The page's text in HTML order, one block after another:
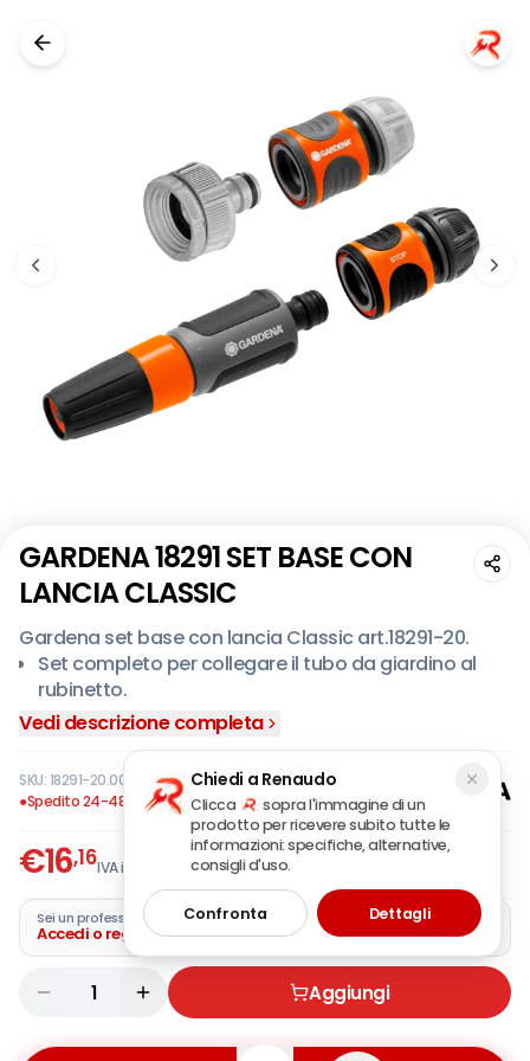
GARDENA 18291 SET BASE CON
LANCIA CLASSIC
Gardena set base con lancia Classic art.18291-20.
Set completo per collegare il tubo da giardino al
rubinetto.
Il set base con lancia Classic Gardena contiene una
presa rubinetto con riduttore (art.18202 e 5305), un
raccordo rapido (art.18215), un raccordo acqua-
stop (art.18213) e una lancia Classic (art.18300).
Vedi descrizione completa
SKU:18291-20.000.00 ·EAN: 4078500010344
●Spedito 24-48 ore
€16,16IVA incl.
Sei un professionista?
Accedi o registra la tua azienda
1 Aggiungi
Chiedi a Renaudo
Clicca
sopra l'immagine di un
prodotto per ricevere subito tutte le
informazioni: specifiche, alternative,
consigli d'uso.
Confronta Dettagli